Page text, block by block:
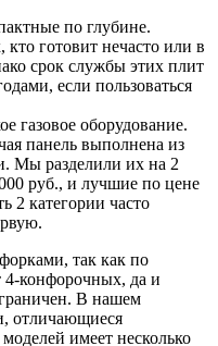
по глубине.
готовит нечасто или в
срок службы этих плит
если пользоваться
газовое оборудование.
панель выполнена из
Мы разделили их на 2
руб., и лучшие по цене
2 категории часто
так как по
4-конфорочных, да и
В нашем
отличающиеся
имеет несколько